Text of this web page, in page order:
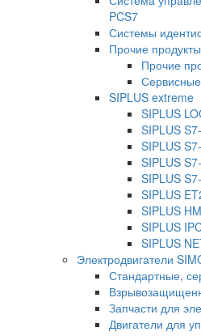
PCS7
Системы
Прочие продукты
Прочие
SIPLUS extreme
SIPLUS
SIPLUS
SIPLUS
SIPLUS
SIPLUS
SIPLUS
SIPLUS
SIPLUS
SIPLUS
Электродвигатели
Стандартные,
Запчасти для
Двигатели для